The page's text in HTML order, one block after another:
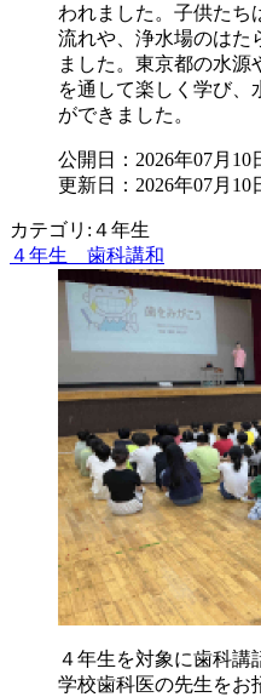
われました。子供たち
流れや、浄水場のはた
ました。東京都の水
を通して楽しく学び、
ができました。
公開日：2026年07月10
更新日：2026年07月10
カテゴリ:４年生
４年生 歯科講和
４年生を対象に歯科講
学校歯科医の先生をお